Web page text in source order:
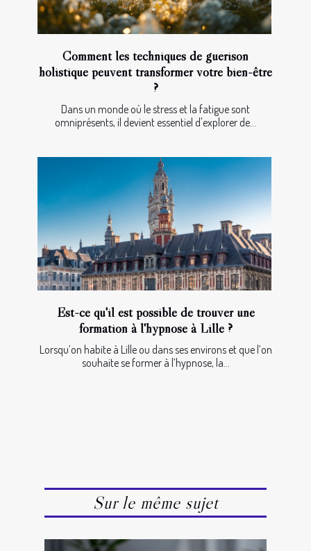
Comment les techniques de guérison
holistique peuvent transformer votre bien-être
?
Dans un monde où le stress et la fatigue sont
omniprésents, il devient essentiel d'explorer de...
Est-ce qu'il est possible de trouver une
formation à l'hypnose à Lille ?
Lorsqu’on habite à Lille ou dans ses environs et que l’on
souhaite se former à l’hypnose, la...
Sur le même sujet